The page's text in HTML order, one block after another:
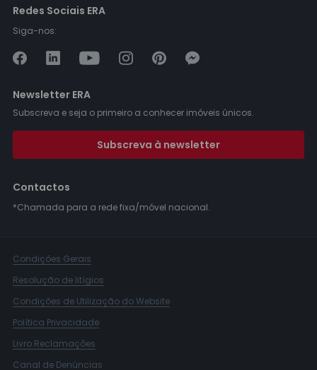
Redes Sociais ERA
Siga-nos:
Newsletter ERA
Subscreva e seja o primeiro a conhecer imóveis únicos.
Subscreva à newsletter
Contactos
*Chamada para a rede fixa/móvel nacional.
Condições Gerais
Resolução de litígios
Condições de Utilização do Website
Política Privacidade
Livro Reclamações
Canal de Denúncias